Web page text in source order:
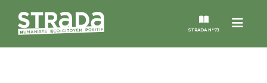
Menu
STRADA N°73